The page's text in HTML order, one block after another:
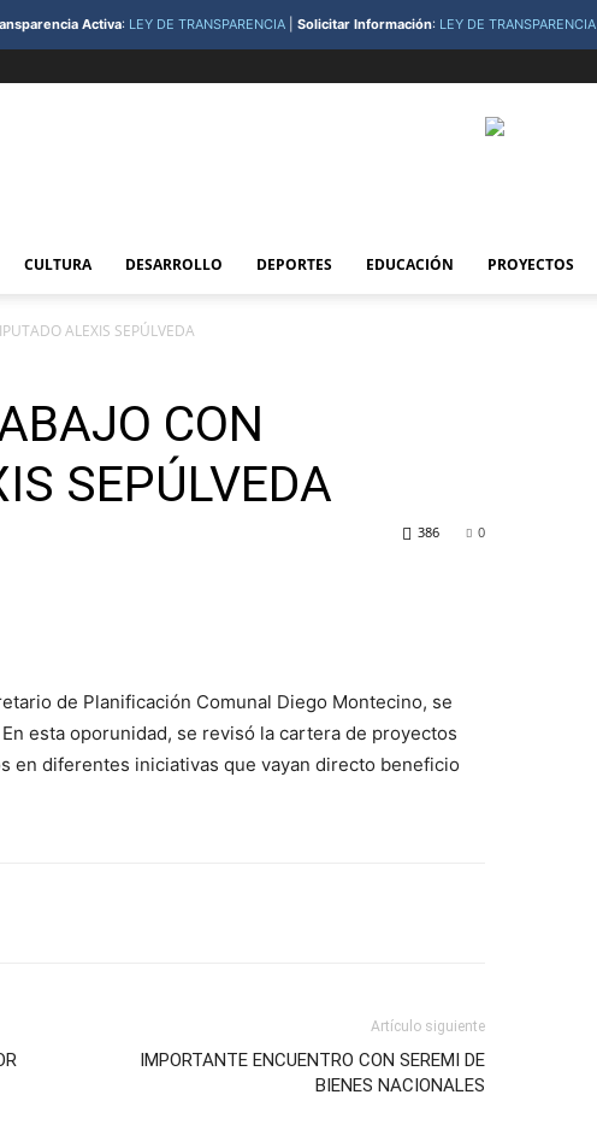
Activa: LEY DE TRANSPARENCIA| Solicitar Información: LEY DE TRANSPARENCIA
CULTURA DESARROLLO DEPORTES EDUCACIÓN PROYECTOS
ALEXIS SEPÚLVEDA
CON
SEPÚLVEDA
0
386
de Planificación Comunal Diego Montecino, se
esta oporunidad, se revisó la cartera de proyectos
en diferentes iniciativas que vayan directo beneficio
Artículo siguiente
IMPORTANTE ENCUENTRO CON SEREMI DE
BIENES NACIONALES